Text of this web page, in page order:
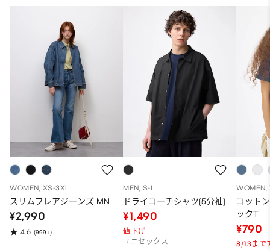
WOMEN, XS-3XL
スリムフレアジーンズ MN
¥2,990
4.6 (999+)
MEN, S-L
ドライコーチシャツ(5分袖)
¥1,490
値下げ
ユニセックス
WOMEN,
コット
ックT
¥790
8/13まで